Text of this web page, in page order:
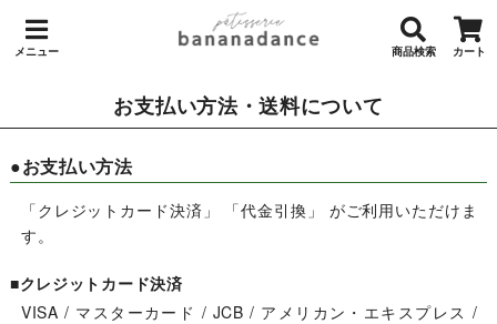
メニュー 商品検索 カート
お支払い方法・送料について
●お支払い方法
「クレジットカード決済」 「代金引換」 がご利用いただけま
す。
■クレジットカード決済
VISA / マスターカード / JCB / アメリカン・エキスプレス /